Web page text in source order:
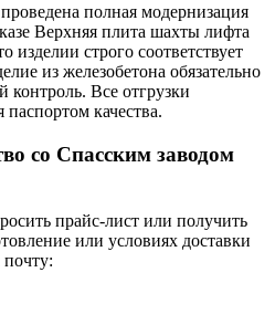
полная модернизация
Верхняя плита шахты лифта
строго соответствует
из железобетона обязательно
контроль. Все отгрузки
качества.
со Cпасским заводом
прайс-лист или получить
или условиях доставки